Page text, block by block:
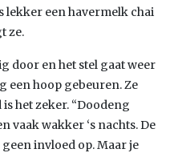
lekker een havermelk chai
ze.
door en het stel gaat weer
een hoop gebeuren. Ze
het zeker. “Doodeng
vaak wakker ‘s nachts. De
invloed op. Maar je